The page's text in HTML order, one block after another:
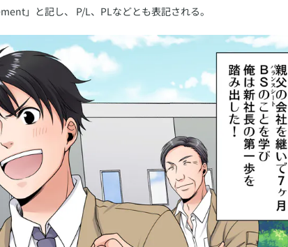
」と記し、 P/L、PLなどとも表記される。